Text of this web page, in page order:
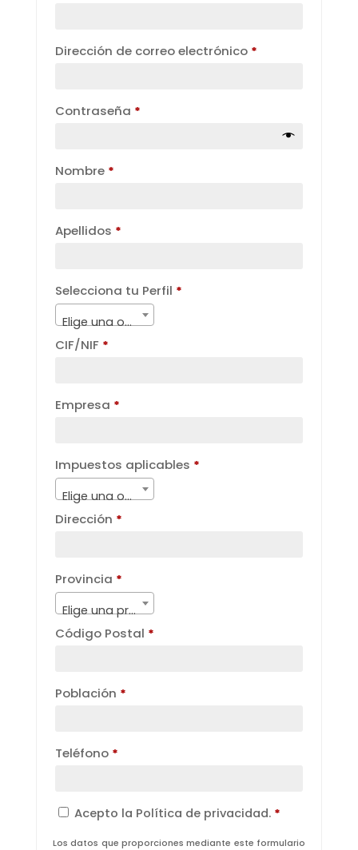
Dirección de correo electrónico *Obligatorio
Contraseña *Obligatorio
Nombre *
Apellidos *
Selecciona tu Perfil *
Elige una opción
CIF/NIF *
Empresa *
Impuestos aplicables *
Elige una opción
Dirección *
Provincia *
Elige una provincia…
Código Postal *
Población *
Teléfono *
Acepto la Política de privacidad. *
Los datos que proporciones mediante este formulario